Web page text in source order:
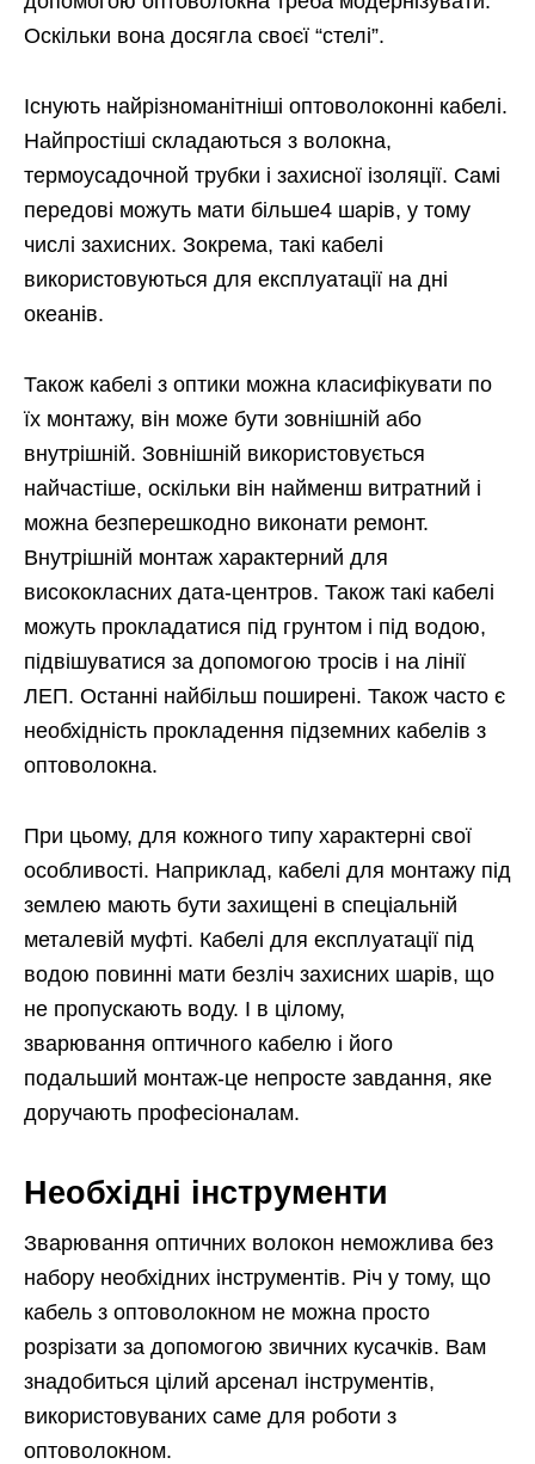
Оскільки вона досягла своєї “стелі”.
Існують найрізноманітніші оптоволоконні кабелі.
Найпростіші складаються з волокна,
термоусадочной трубки і захисної ізоляції. Самі
передові можуть мати більше4 шарів, у тому
числі захисних. Зокрема, такі кабелі
використовуються для експлуатації на дні
океанів.
Також кабелі з оптики можна класифікувати по
їх монтажу, він може бути зовнішній або
внутрішній. Зовнішній використовується
найчастіше, оскільки він найменш витратний і
можна безперешкодно виконати ремонт.
Внутрішній монтаж характерний для
висококласних дата-центров. Також такі кабелі
можуть прокладатися під грунтом і під водою,
підвішуватися за допомогою тросів і на лінії
ЛЕП. Останні найбільш поширені. Також часто є
необхідність прокладення підземних кабелів з
оптоволокна.
При цьому, для кожного типу характерні свої
особливості. Наприклад, кабелі для монтажу під
землею мають бути захищені в спеціальній
металевій муфті. Кабелі для експлуатації під
водою повинні мати безліч захисних шарів, що
не пропускають воду. І в цілому,
зварювання оптичного кабелю і його
подальший монтаж-це непросте завдання, яке
доручають професіоналам.
Необхідні інструменти
Зварювання оптичних волокон неможлива без
набору необхідних інструментів. Річ у тому, що
кабель з оптоволокном не можна просто
розрізати за допомогою звичних кусачків. Вам
знадобиться цілий арсенал інструментів,
використовуваних саме для роботи з
оптоволокном.